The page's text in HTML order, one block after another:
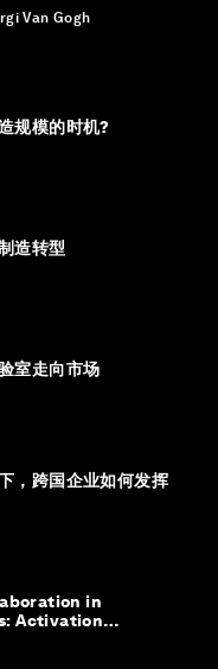
Van Gogh
规模的时机?
造转型
室走向市场
，跨国企业如何发挥
in
Activation